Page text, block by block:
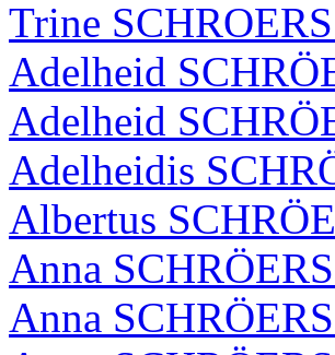
Trine SCHROERS
Adelheid
Adelheid
Adelheidis
Albertus
Anna SCHRÖERS
Anna SCHRÖERS